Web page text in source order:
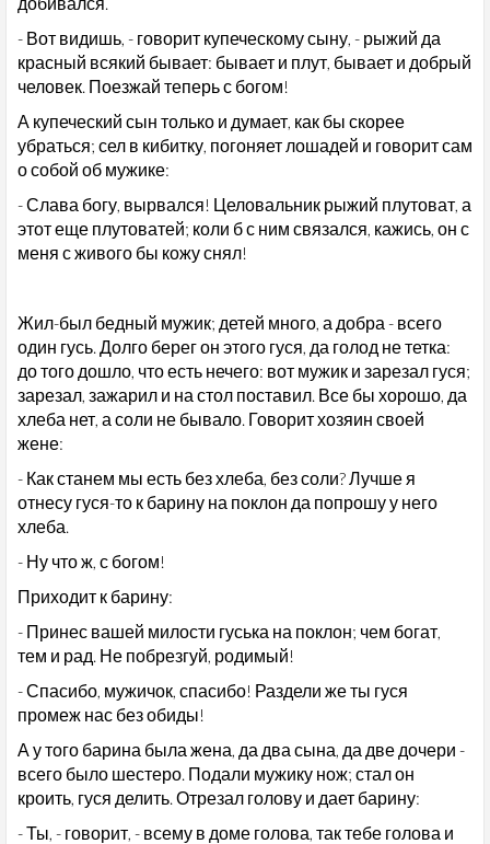
- Вот видишь, - говорит купеческому сыну, - рыжий да
красный всякий бывает: бывает и плут, бывает и добрый
человек. Поезжай теперь с богом!
А купеческий сын только и думает, как бы скорее
убраться; сел в кибитку, погоняет лошадей и говорит сам
о собой об мужике:
- Слава богу, вырвался! Целовальник рыжий плутоват, а
этот еще плутоватей; коли б с ним связался, кажись, он с
меня с живого бы кожу снял!
Жил-был бедный мужик; детей много, а добра - всего
один гусь. Долго берег он этого гуся, да голод не тетка:
до того дошло, что есть нечего: вот мужик и зарезал гуся;
зарезал, зажарил и на стол поставил. Все бы хорошо, да
хлеба нет, а соли не бывало. Говорит хозяин своей
жене:
- Как станем мы есть без хлеба, без соли? Лучше я
отнесу гуся-то к барину на поклон да попрошу у него
хлеба.
- Ну что ж, с богом!
Приходит к барину:
- Принес вашей милости гуська на поклон; чем богат,
тем и рад. Не побрезгуй, родимый!
- Спасибо, мужичок, спасибо! Раздели же ты гуся
промеж нас без обиды!
А у того барина была жена, да два сына, да две дочери -
всего было шестеро. Подали мужику нож; стал он
кроить, гуся делить. Отрезал голову и дает барину:
- Ты, - говорит, - всему в доме голова, так тебе голова и